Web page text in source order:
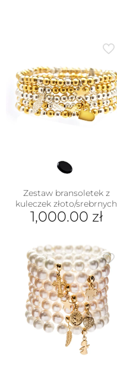
Zestaw bransoletek z
kuleczek złoto/srebrnych
1,000.00 zł